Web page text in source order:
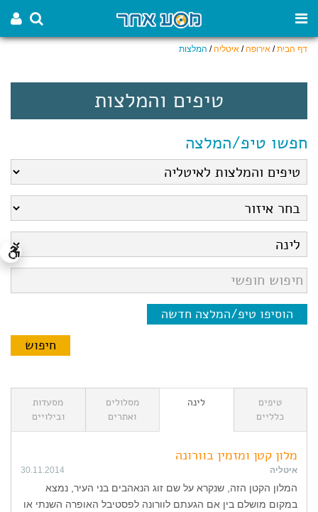
דף הבית/ אירופה/ איטליה/ המלצות
טיפים והמלצות
חפשו טיפ/המלצה
הוסיפו טיפ/המלצה חדשה
טיפים
כלליים
לינה
מסלולים
ואתרים
מסעדות
ובילויים
מלון קטן ומזמין בוורונה
איטליה 30.11.2014
המלון הקטן הזה, שנקרא על שם זוג הנאהבים בני העיר, נמצא
במקום מושלם בין אם הגעתם לוורונה לפסטיבל האופרה השנתי או